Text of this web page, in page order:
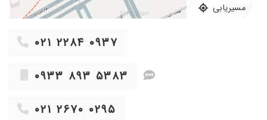
مسیریابی
۰۲۱ ۲۲۸۴ ۰۹۳۷
۰۹۳۳ ۸۹۳ ۵۳۸۳
۰۲۱ ۲۶۷۰ ۰۲۹۵